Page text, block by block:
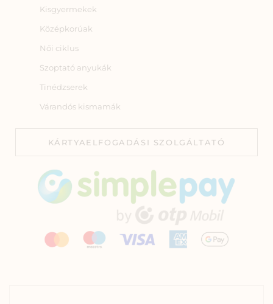
Kisgyermekek
Középkorúak
Női ciklus
Szoptató anyukák
Tinédzserek
Várandós kismamák
KÁRTYAELFOGADÁSI SZOLGÁLTATÓ